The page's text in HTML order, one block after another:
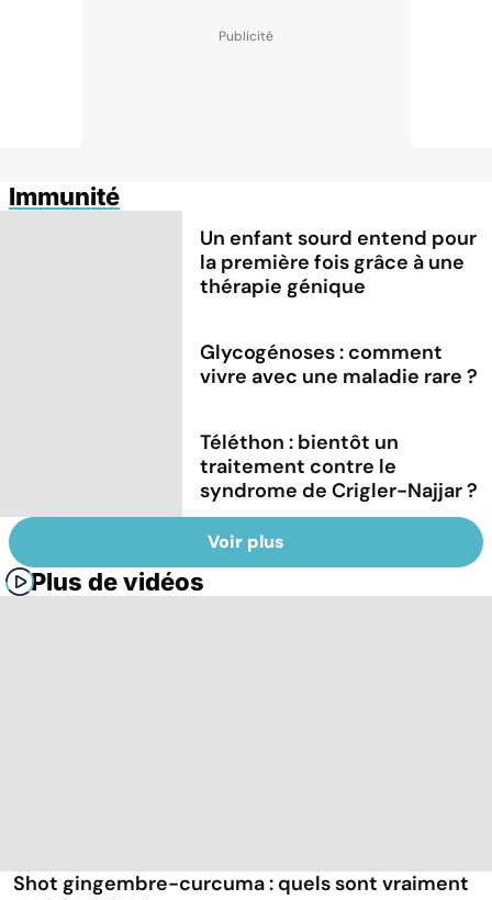
Immunité
Un enfant sourd entend pour
la première fois grâce à une
thérapie génique
Glycogénoses : comment
vivre avec une maladie rare ?
Téléthon : bientôt un
traitement contre le
syndrome de Crigler-Najjar ?
Voir plus
Plus de vidéos
Shot gingembre-curcuma : quels sont vraiment